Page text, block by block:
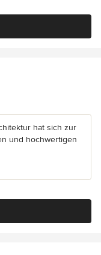
Sternen
hat sich zur
und hochwertigen